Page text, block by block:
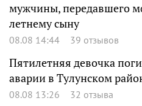
мужчины, передавшего
летнему сыну
08.08 14:44 39 отзывов
Пятилетняя девочка
аварии в Тулунском
08.08 13:26 32 отзыва